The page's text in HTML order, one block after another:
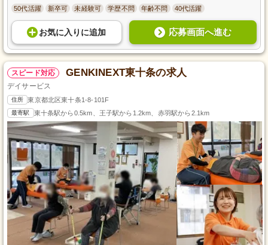
50代活躍 新卒可 未経験可 学歴不問 年齢不問 40代活躍
お気に入り に追加 応募画面へ進む
スピード対応 GENKINEXT東十条の求人
デイサービス
住所 東京都北区東十条1-8-101F
最寄駅 東十条駅から0.5km、王子駅から1.2km、赤羽駅から2.1km